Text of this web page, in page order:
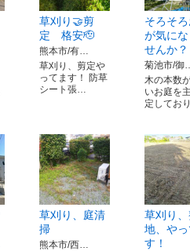
草刈り🤝剪
定 格安🫡
熊本市/有…
草刈り、剪定や
ってます！ 防草
シート張…
そろそ
が気にな
せんか
菊池市/御…
木の本数
いお庭を
定してお
草刈り、庭清
掃
熊本市/西…
草刈り
地、やっ
す！